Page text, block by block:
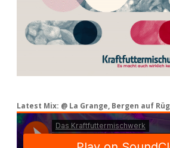
Latest Mix: @ La Grange, Bergen auf